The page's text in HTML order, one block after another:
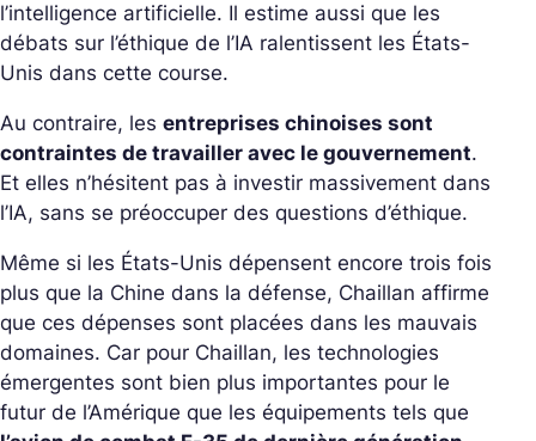
l’intelligence artificielle. Il estime aussi que les
débats sur l’éthique de l’IA ralentissent les États-
Unis dans cette course.
Au contraire, les entreprises chinoises sont
contraintes de travailler avec le gouvernement.
Et elles n’hésitent pas à investir massivement dans
l’IA, sans se préoccuper des questions d’éthique.
Même si les États-Unis dépensent encore trois fois
plus que la Chine dans la défense, Chaillan affirme
que ces dépenses sont placées dans les mauvais
domaines. Car pour Chaillan, les technologies
émergentes sont bien plus importantes pour le
futur de l’Amérique que les équipements tels que